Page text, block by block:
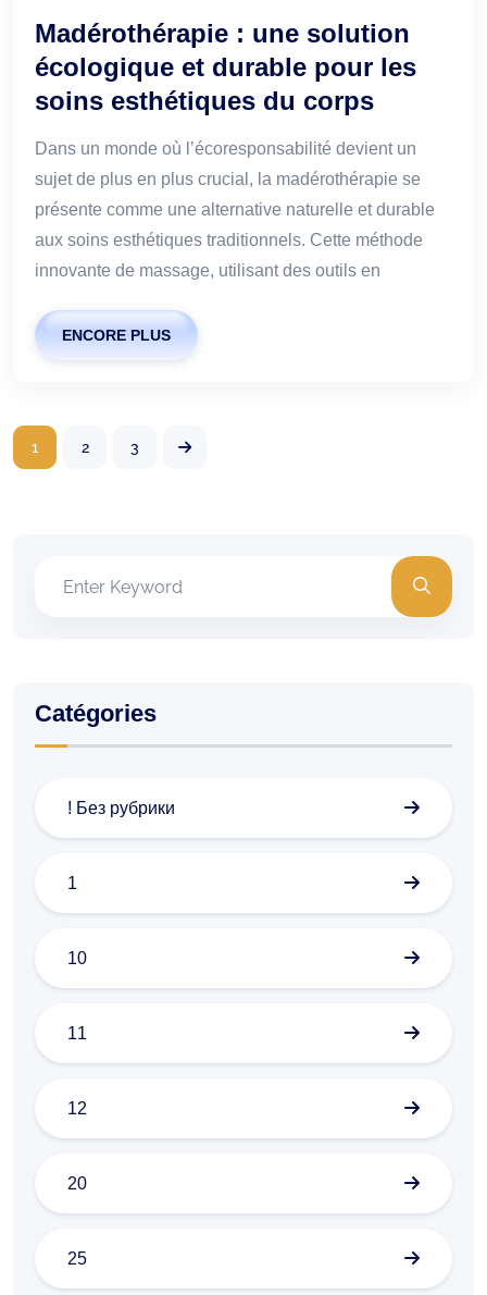
Madérothérapie : une solution
écologique et durable pour les
soins esthétiques du corps
Dans un monde où l’écoresponsabilité devient un
sujet de plus en plus crucial, la madérothérapie se
présente comme une alternative naturelle et durable
aux soins esthétiques traditionnels. Cette méthode
innovante de massage, utilisant des outils en
ENCORE PLUS
1 2 3
Catégories
! Без рубрики
1
10
11
12
20
25